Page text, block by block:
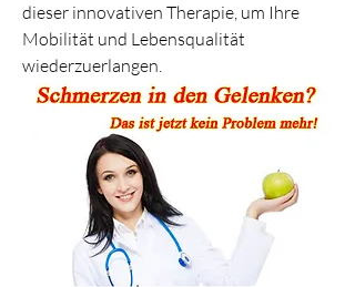
dieser innovativen Therapie, um Ihre
Mobilität und Lebensqualität
wiederzuerlangen.